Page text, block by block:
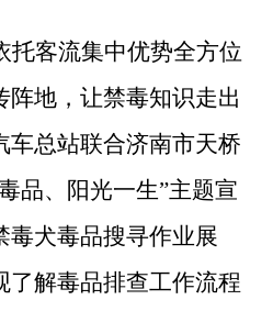
托客流集中优势全方位
阵地，让禁毒知识走出
车总站联合济南市天桥
品、阳光一生”主题宣
毒犬毒品搜寻作业展
了解毒品排查工作流程